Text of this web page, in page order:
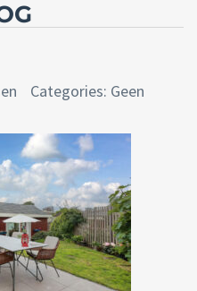
Categories: Geen